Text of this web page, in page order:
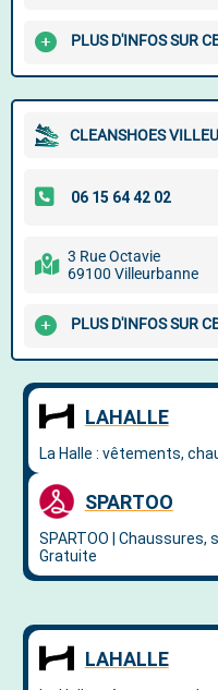
PLUS D'INFOS SUR
CLEANSHOES
3 Rue Octavie
69100 Villeurbanne
PLUS D'INFOS SUR